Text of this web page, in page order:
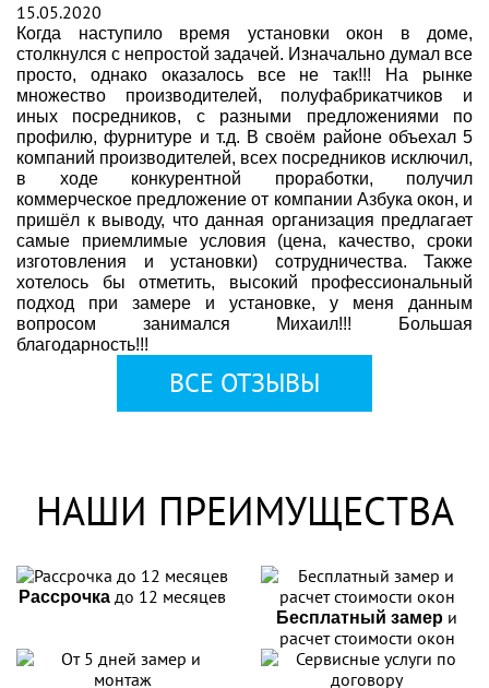
15.05.2020
Когда наступило время установки окон в доме,
столкнулся с непростой задачей. Изначально думал все
просто, однако оказалось все не так!!! На рынке
множество производителей, полуфабрикатчиков и
иных посредников, с разными предложениями по
профилю, фурнитуре и т.д. В своём районе объехал 5
компаний производителей, всех посредников исключил,
в ходе конкурентной проработки, получил
коммерческое предложение от компании Азбука окон, и
пришёл к выводу, что данная организация предлагает
самые приемлимые условия (цена, качество, сроки
изготовления и установки) сотрудничества. Также
хотелось бы отметить, высокий профессиональный
подход при замере и установке, у меня данным
вопросом занимался Михаил!!! Большая
благодарность!!!
ВСЕ ОТЗЫВЫ
НАШИ ПРЕИМУЩЕСТВА
Рассрочка до 12 месяцев
Бесплатный замер и
расчет стоимости окон